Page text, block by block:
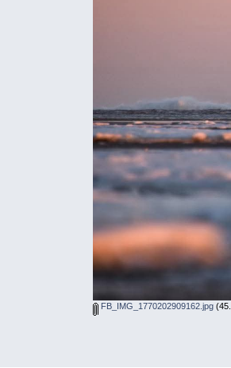
FB_IMG_1770202909162.jpg